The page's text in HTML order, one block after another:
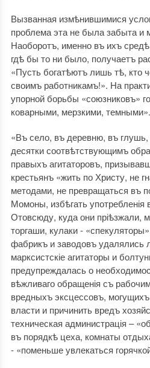
Вызванная измѣнившимися
проблема эта не была забыта и
Наоборотъ, именно въ ихъ
гдѣ бы то ни было, получаетъ
«Пусть богатѣютъ лишь тѣ, кто
своимъ работникамъ!». На
упорной борьбы «союзниковъ»
коварными, мерзкими, темными».
«Въ село, въ деревню, въ
десятки соотвѣтствующимъ
правыхъ агитаторовъ,
крестьянъ «жить по Христу, не
методами, не превращаться въ
Момоны, избѣгать употребленія
Отовсюду, куда они пріѣзжали,
торгаши, кулаки -
фабрикъ и заводовъ удалялись
марксистскіе агитаторы и
предупреждалась о
вѣжливаго обращенія съ
вредныхъ эксцессовъ,
власти и причинить вредъ
техническая администрація –
въ порядкѣ цеха, комнаты
- «поменьше увлекаться